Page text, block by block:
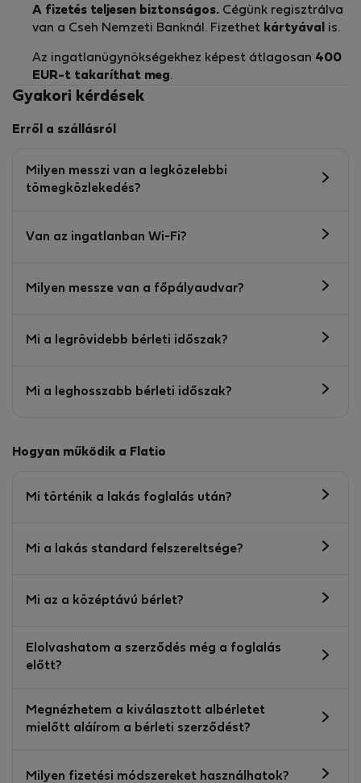
A fizetés teljesen biztonságos. Cégünk regisztrálva
van a Cseh Nemzeti Banknál. Fizethet kártyával is.
Az ingatlanügynökségekhez képest átlagosan 400
EUR-t takaríthat meg.
Gyakori kérdések
Erről a szállásról
Milyen messzi van a legközelebbi
tömegközlekedés?
Van az ingatlanban Wi-Fi?
Milyen messze van a főpályaudvar?
Mi a legrövidebb bérleti időszak?
Mi a leghosszabb bérleti időszak?
Hogyan működik a Flatio
Mi történik a lakás foglalás után?
Mi a lakás standard felszereltsége?
Mi az a középtávú bérlet?
Elolvashatom a szerződés még a foglalás
előtt?
Megnézhetem a kiválasztott albérletet
mielőtt aláírom a bérleti szerződést?
Milyen fizetési módszereket használhatok?